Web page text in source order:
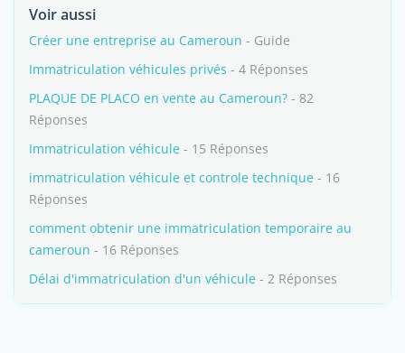
Voir aussi
Créer une entreprise au Cameroun - Guide
Immatriculation véhicules privés - 4 Réponses
PLAQUE DE PLACO en vente au Cameroun? - 82
Réponses
Immatriculation véhicule - 15 Réponses
immatriculation véhicule et controle technique - 16
Réponses
comment obtenir une immatriculation temporaire au
cameroun - 16 Réponses
Délai d'immatriculation d'un véhicule - 2 Réponses